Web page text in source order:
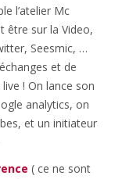
l’atelier Mc
être sur la Video,
Seesmic, …
et de
! On lance son
analytics, on
et un initiateur
( ce ne sont